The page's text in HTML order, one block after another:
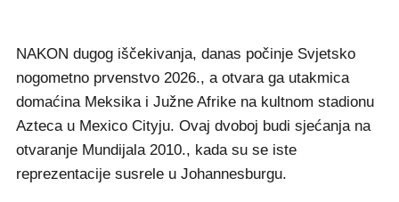
NAKON dugog iščekivanja, danas počinje Svjetsko
nogometno prvenstvo 2026., a otvara ga utakmica
domaćina Meksika i Južne Afrike na kultnom stadionu
Azteca u Mexico Cityju. Ovaj dvoboj budi sjećanja na
otvaranje Mundijala 2010., kada su se iste
reprezentacije susrele u Johannesburgu.